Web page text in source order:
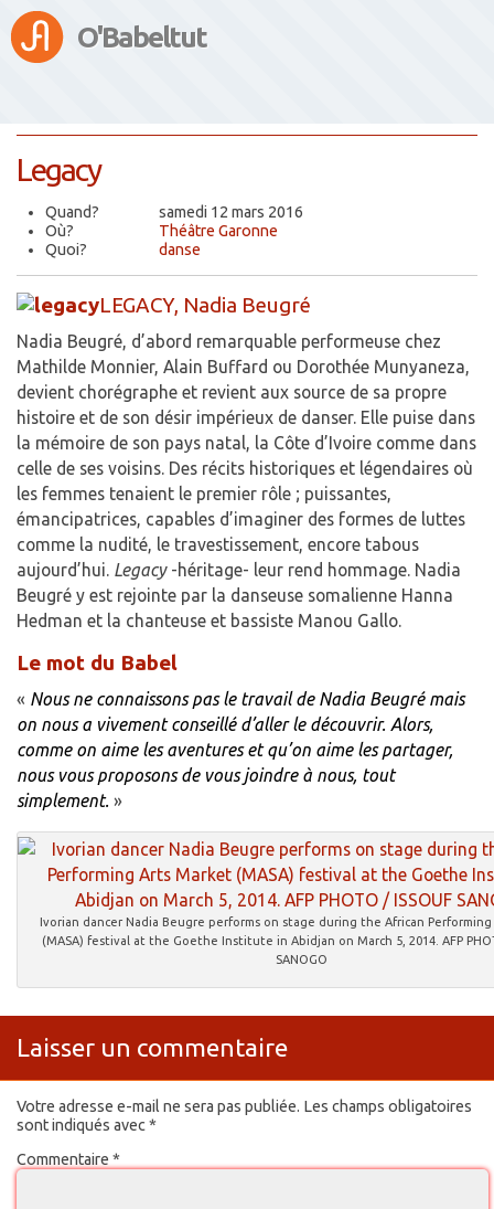
O'Babeltut
Legacy
Quand?
samedi 12 mars 2016
Où?
Théâtre Garonne
Quoi?
danse
LEGACY, Nadia Beugré
Nadia Beugré, d’abord remarquable performeuse chez
Mathilde Monnier, Alain Buffard ou Dorothée Munyaneza,
devient chorégraphe et revient aux source de sa propre
histoire et de son désir impérieux de danser. Elle puise dans
la mémoire de son pays natal, la Côte d’Ivoire comme dans
celle de ses voisins. Des récits historiques et légendaires où
les femmes tenaient le premier rôle ; puissantes,
émancipatrices, capables d’imaginer des formes de luttes
comme la nudité, le travestissement, encore tabous
aujourd’hui. Legacy-héritage- leur rend hommage. Nadia
Beugré y est rejointe par la danseuse somalienne Hanna
Hedman et la chanteuse et bassiste Manou Gallo.
Le mot du Babel
« Nous ne connaissons pas le travail de Nadia Beugré mais
on nous a vivement conseillé d’aller le découvrir. Alors,
comme on aime les aventures et qu’on aime les partager,
nous vous proposons de vous joindre à nous, tout
simplement. »
Ivorian dancer Nadia Beugre performs on stage during the African
(MASA) festival at the Goethe Institute in Abidjan on March 5, 2014. AFP
SANOGO
Laisser un commentaire
Votre adresse e-mail ne sera pas publiée. Les champs obligatoires
sont indiqués avec *
Commentaire *